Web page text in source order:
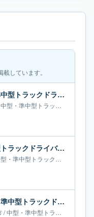
しています。
四国福山通運株式会社の中型・準中型トラックドライバー求人｜香川県高松市｜月給18万-34万円
中型・準中型トラックドライバー
三和物産株式会社の中型・準中型トラックドライバー求人｜愛知県名古屋市｜月給20万-26万円
・準中型トラックドライバー
トナミ運輸中国株式会社の中型・準中型トラックドライバー求人｜広島県広島市｜月給36万-64万円
/中型・準中型トラックドライバー